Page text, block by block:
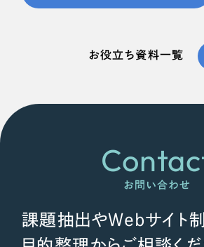
お役立ち資料一覧
お問い合わせ
課題抽出やWebサイト